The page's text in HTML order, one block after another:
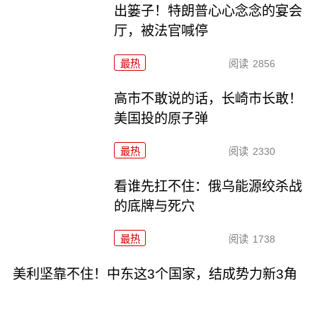
出篓子！特朗普心心念念的宴会
厅，被法官喊停
最热 阅读 2856
高市不敢说的话，长崎市长敢！
美国投的原子弹
最热 阅读 2330
看谁先扛不住：俄乌能源绞杀战
的底牌与死穴
最热 阅读 1738
美利坚靠不住！中东这3个国家，结成势力新3角